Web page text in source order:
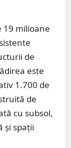
19 milioane
de
este
1.700 de
de
cu subsol,
și spații